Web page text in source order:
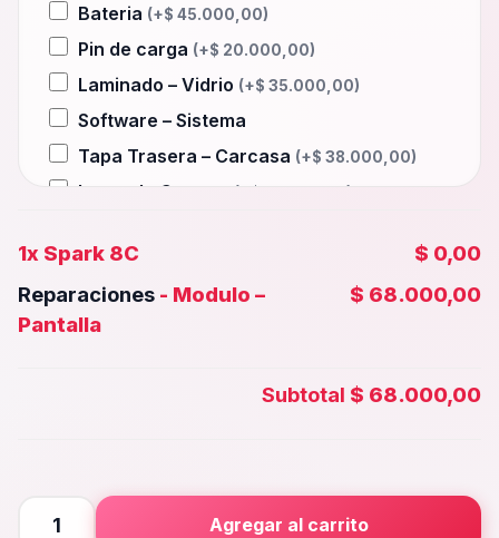
Bateria (+$ 45.000,00)
Pin de carga (+$ 20.000,00)
Laminado – Vidrio (+$ 35.000,00)
Software – Sistema
Tapa Trasera – Carcasa (+$ 38.000,00)
Lente de Camara
Wifi – Señal – Antena
Camara Trasera(+$ 32.000,00
Camara frontal, Selfie – Face id
(+$20.000,00 )
Placa Principal
1x Spark 8C
$ 0,00
Reparaciones - Modulo –
Pantalla
$ 68.000,00
Subtotal $ 68.000,00
Agregar al carrito